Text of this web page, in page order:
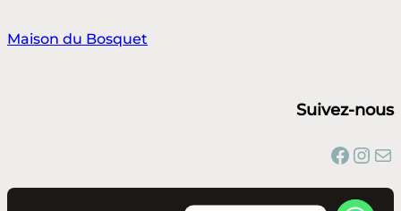
Maison du Bosquet
Suivez-nous
Facebook Instagram E-mail